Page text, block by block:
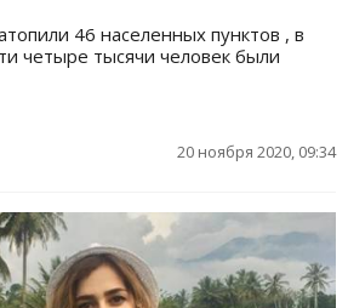
46 населенных пунктов , в
четыре тысячи человек были
20 ноября 2020, 09:34